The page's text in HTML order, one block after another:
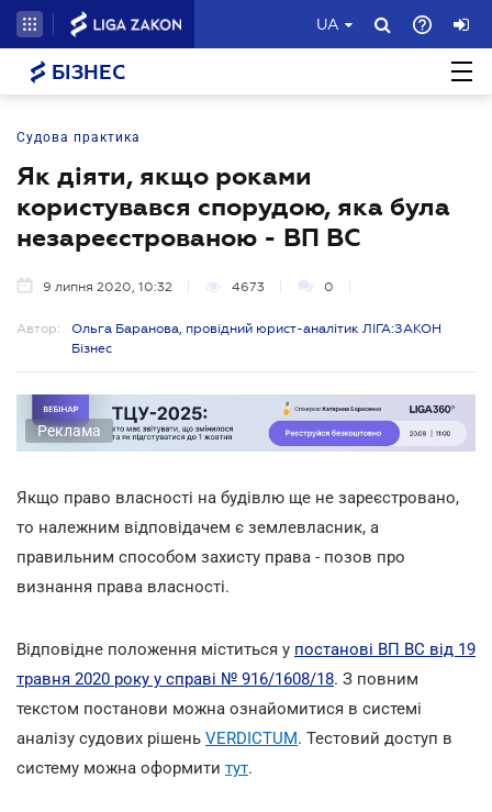
UA
БІЗНЕС
Судова практика
Як діяти, якщо роками
користувався спорудою, яка була
незареєстрованою - ВП ВС
9 липня 2020, 10:32 4673 0
Автор:
Ольга Баранова, провідний юрист-аналітик ЛІГА:ЗАКОН
Бізнес
Реклама
Якщо право власності на будівлю ще не зареєстровано,
то належним відповідачем є землевласник, а
правильним способом захисту права - позов про
визнання права власності.
Відповідне положення міститься у постанові ВП ВС від 19
травня 2020 року у справі № 916/1608/18. З повним
текстом постанови можна ознайомитися в системі
аналізу судових рішень VERDICTUM. Тестовий доступ в
систему можна оформити тут.